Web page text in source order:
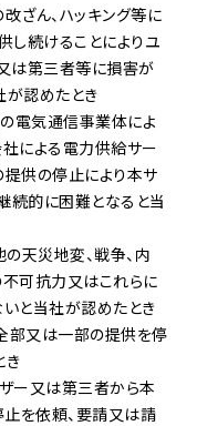
改ざん、ハッキング等に
し続けることによりユ
は第三者等に損害が
が認めたとき
電気通信事業体によ
による電力供給サー
供の停止により本サ
続的に困難となると当
の天災地変、戦争、内
可抗力又はこれらに
と当社が認めたとき
部又は一部の提供を停
き
ー又は第三者から本
を依頼、要請又は請